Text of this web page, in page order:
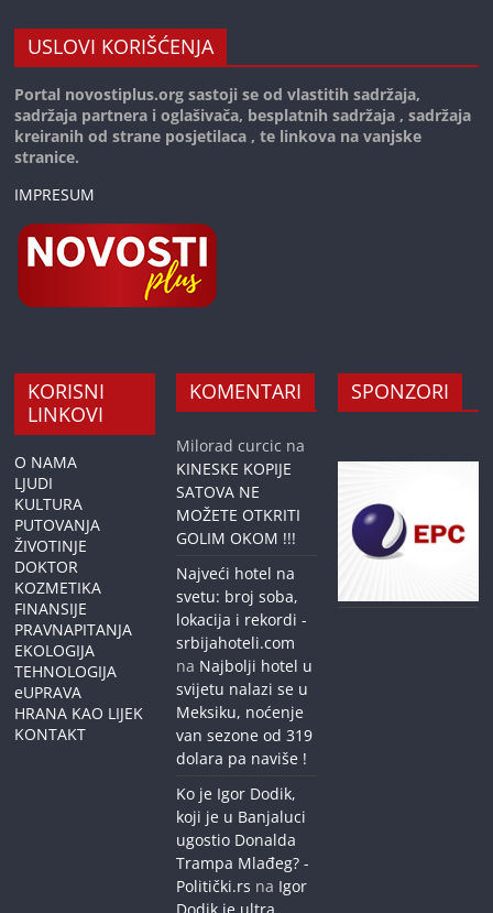
USLOVI KORIŠĆENJA
Portal novostiplus.org sastoji se od vlastitih sadržaja,
sadržaja partnera i oglašivača, besplatnih sadržaja , sadržaja
kreiranih od strane posjetilaca , te linkova na vanjske
stranice.
IMPRESUM
KORISNI
LINKOVI
O NAMA
LJUDI
KULTURA
PUTOVANJA
ŽIVOTINJE
DOKTOR
KOZMETIKA
FINANSIJE
PRAVNAPITANJA
EKOLOGIJA
TEHNOLOGIJA
eUPRAVA
HRANA KAO LIJEK
KONTAKT
KOMENTARI
Milorad curcic na
KINESKE KOPIJE
SATOVA NE
MOŽETE OTKRITI
GOLIM OKOM !!!
Najveći hotel na
svetu: broj soba,
lokacija i rekordi -
srbijahoteli.com
na Najbolji hotel u
svijetu nalazi se u
Meksiku, noćenje
van sezone od 319
dolara pa naviše !
Ko je Igor Dodik,
koji je u Banjaluci
ugostio Donalda
Trampa Mlađeg? -
Politički.rs na Igor
Dodik je ultra
SPONZORI